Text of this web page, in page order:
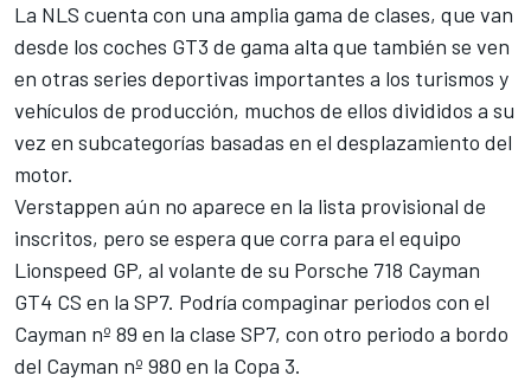
La NLS cuenta con una amplia gama de clases, que van
desde los coches GT3 de gama alta que también se ven
en otras series deportivas importantes a los turismos y
vehículos de producción, muchos de ellos divididos a su
vez en subcategorías basadas en el desplazamiento del
motor.
Verstappen aún no aparece en la lista provisional de
inscritos, pero se espera que corra para el equipo
Lionspeed GP, al volante de su Porsche 718 Cayman
GT4 CS en la SP7. Podría compaginar periodos con el
Cayman nº 89 en la clase SP7, con otro periodo a bordo
del Cayman nº 980 en la Copa 3.